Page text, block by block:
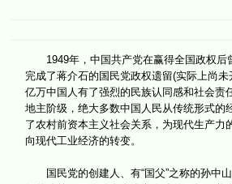
1949年，中国共产党在赢得全国政权后
完成了蒋介石的国民党政权遗留(实际上尚
亿万中国人有了强烈的民族认同感和社会责
地主阶级，绝大多数中国人民从传统形式
了农村前资本主义社会关系，为现代生产
向现代工业经济的转变。
国民党的创建人、有“国父”之称的孙中山